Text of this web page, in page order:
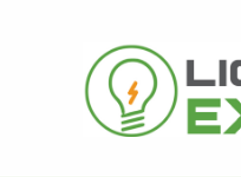
περιεχόμενο